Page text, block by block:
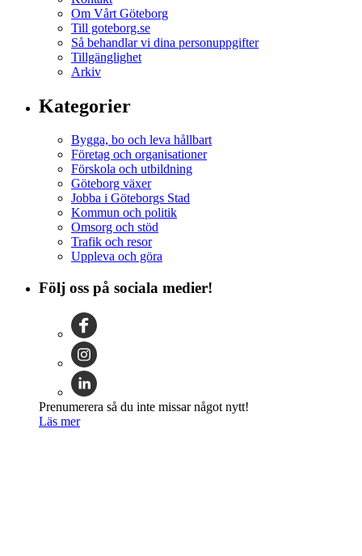
Om Vårt Göteborg
Till goteborg.se
Så behandlar vi dina personuppgifter
Tillgänglighet
Arkiv
Kategorier
Bygga, bo och leva hållbart
Företag och organisationer
Förskola och utbildning
Göteborg växer
Jobba i Göteborgs Stad
Kommun och politik
Omsorg och stöd
Trafik och resor
Uppleva och göra
Följ oss på sociala medier!
Prenumerera så du inte missar något nytt!
Läs mer